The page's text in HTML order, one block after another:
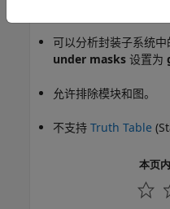
可以分析封装子系统
under masks 设置为
允许排除模块和图。
不支持 Truth Table
本页